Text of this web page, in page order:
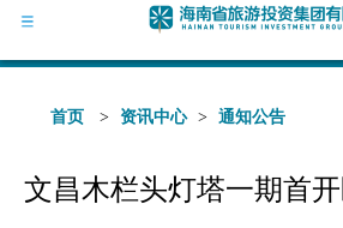
首页 > 资讯中心 > 通知公告
文昌木栏头灯塔一期首